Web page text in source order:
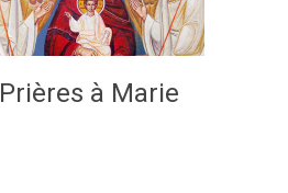
Prières à Marie